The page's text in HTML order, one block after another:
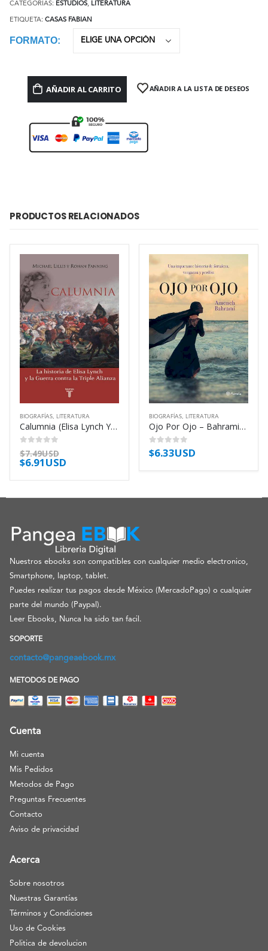
CATEGORÍAS: ESTUDIOS, LITERATURA
ETIQUETA: CASAS FABIAN
FORMATO
AÑADIR AL CARRITO AÑADIR A LA LISTA DE DESEOS
PRODUCTOS RELACIONADOS
BIOGRAFÍAS, LITERATURA
Calumnia (Elisa Lynch Y La Guerra Contra – Lillis Michael
0out of 5
$7.49USD
$6.91USD
BIOGRAFÍAS, LITERATURA
Ojo Por Ojo – Bahrami Ameneh
0out of 5
$6.33USD
Nuestros ebooks son compatibles con cualquier medio electronico,
Smartphone, laptop, tablet.
Puedes realizar tus pagos desde México (MercadoPago) o cualquier
parte del mundo (Paypal).
Leer Ebooks, Nunca ha sido tan facil.
SOPORTE
contacto@pangeaebook.mx
METODOS DE PAGO
Cuenta
Mi cuenta
Mis Pedidos
Metodos de Pago
Preguntas Frecuentes
Contacto
Aviso de privacidad
Acerca
Sobre nosotros
Nuestras Garantías
Términos y Condiciones
Uso de Cookies
Politica de devolucion